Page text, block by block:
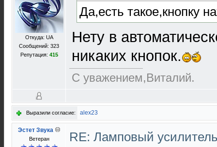
Откуда: UA
Сообщений: 323
Репутация: 415
Да,есть такое,кнопку
Нету в
никаких кнопок.
С уважением,Виталий.
Выразили согласие: alex23
Эстет Звука
Ветеран RE: Ламповый